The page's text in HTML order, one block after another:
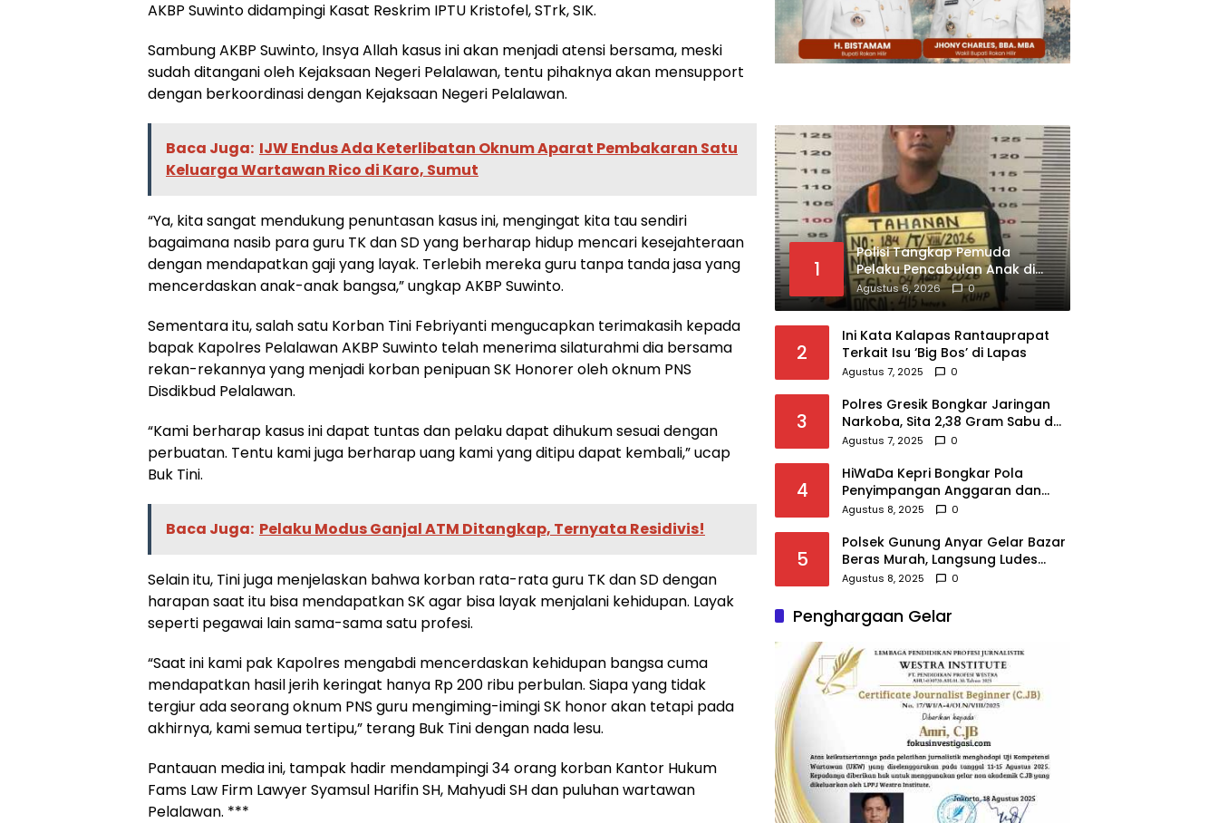
AKBP Suwinto didampingi Kasat Reskrim IPTU Kristofel, STrk, SIK.
Sambung AKBP Suwinto, Insya Allah kasus ini akan menjadi atensi bersama, meski
sudah ditangani oleh Kejaksaan Negeri Pelalawan, tentu pihaknya akan mensupport
dengan berkoordinasi dengan Kejaksaan Negeri Pelalawan.
Baca Juga: IJW Endus Ada Keterlibatan Oknum Aparat Pembakaran Satu
Keluarga Wartawan Rico di Karo, Sumut
“Ya, kita sangat mendukung penuntasan kasus ini, mengingat kita tau sendiri
bagaimana nasib para guru TK dan SD yang berharap hidup mencari kesejahteraan
dengan mendapatkan gaji yang layak. Terlebih mereka guru tanpa tanda jasa yang
mencerdaskan anak-anak bangsa,” ungkap AKBP Suwinto.
Sementara itu, salah satu Korban Tini Febriyanti mengucapkan terimakasih kepada
bapak Kapolres Pelalawan AKBP Suwinto telah menerima silaturahmi dia bersama
rekan-rekannya yang menjadi korban penipuan SK Honorer oleh oknum PNS
Disdikbud Pelalawan.
“Kami berharap kasus ini dapat tuntas dan pelaku dapat dihukum sesuai dengan
perbuatan. Tentu kami juga berharap uang kami yang ditipu dapat kembali,” ucap
Buk Tini.
Baca Juga: Pelaku Modus Ganjal ATM Ditangkap, Ternyata Residivis!
Selain itu, Tini juga menjelaskan bahwa korban rata-rata guru TK dan SD dengan
harapan saat itu bisa mendapatkan SK agar bisa layak menjalani kehidupan. Layak
seperti pegawai lain sama-sama satu profesi.
“Saat ini kami pak Kapolres mengabdi mencerdaskan kehidupan bangsa cuma
mendapatkan hasil jerih keringat hanya Rp 200 ribu perbulan. Siapa yang tidak
tergiur ada seorang oknum PNS guru mengiming-imingi SK honor akan tetapi pada
akhirnya, kami semua tertipu,” terang Buk Tini dengan nada lesu.
Pantauan media ini, tampak hadir mendampingi 34 orang korban Kantor Hukum
Fams Law Firm Lawyer Syamsul Harifin SH, Mahyudi SH dan puluhan wartawan
Pelalawan. ***
1
Polisi Tangkap Pemuda
Pelaku Pencabulan Anak di
Kualuh Selatan, Beraksi
dengan Modus Beri Uang ke
Agustus 6, 2026 0
2
Ini Kata Kalapas Rantauprapat
Terkait Isu ‘Big Bos’ di Lapas
Agustus 7, 2025 0
3
Polres Gresik Bongkar Jaringan
Narkoba, Sita 2,38 Gram Sabu dan
2.980 Pil Koplo
Agustus 7, 2025 0
4
HiWaDa Kepri Bongkar Pola
Penyimpangan Anggaran dan
Sampaikan Tuntutan Tegas di
Agustus 8, 2025 0
5
Polsek Gunung Anyar Gelar Bazar
Beras Murah, Langsung Ludes
Diserbu Warga
Agustus 8, 2025 0
Penghargaan Gelar